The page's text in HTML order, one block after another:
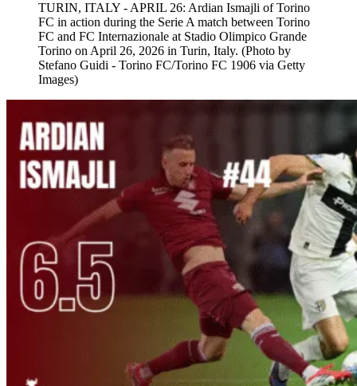
TURIN, ITALY - APRIL 26: Ardian Ismajli of Torino
FC in action during the Serie A match between Torino
FC and FC Internazionale at Stadio Olimpico Grande
Torino on April 26, 2026 in Turin, Italy. (Photo by
Stefano Guidi - Torino FC/Torino FC 1906 via Getty
Images)